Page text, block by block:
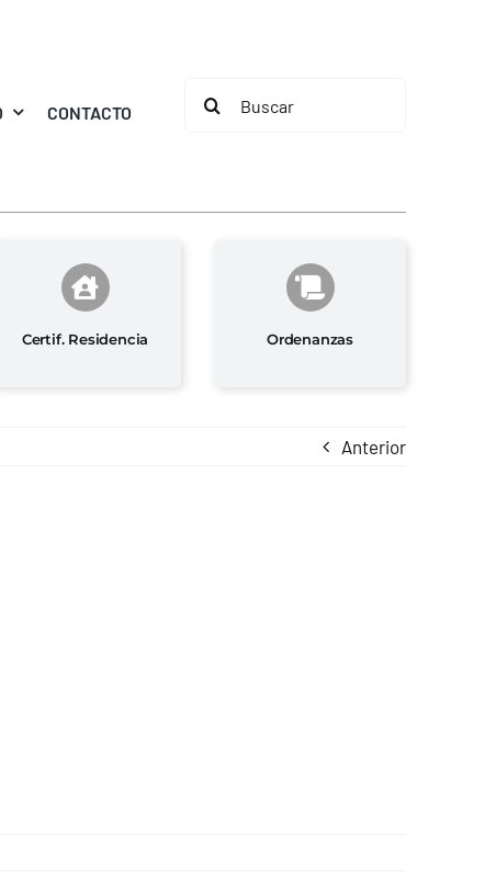
CONTACTO
Buscar:
Certif. Residencia Ordenanzas
Anterior